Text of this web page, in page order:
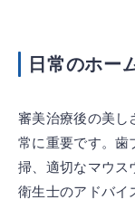
日常のホー
審美治療後の美し
常に重要です。歯
掃、適切なマウス
衛生士のアドバイ